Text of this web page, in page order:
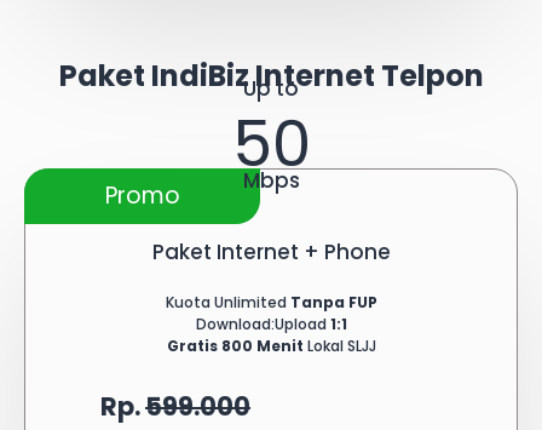
Paket IndiBiz Internet Telpon
Promo
Up to
50
Mbps
Paket Internet + Phone
Kuota Unlimited Tanpa FUP
Download:Upload 1:1
Gratis 800 Menit Lokal SLJJ
Rp.599.000